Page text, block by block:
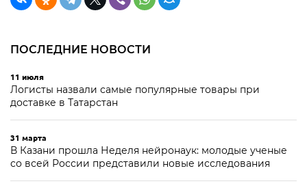
ПОСЛЕДНИЕ НОВОСТИ
11 июля
Логисты назвали самые популярные товары при
доставке в Татарстан
31 марта
В Казани прошла Неделя нейронаук: молодые ученые
со всей России представили новые исследования